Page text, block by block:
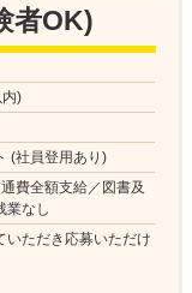
者OK)
)
(社員登用あり)
費全額支給／図書及
業なし
いただき応募いただけ